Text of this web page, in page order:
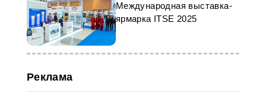
Международная выставка-
ярмарка ITSE 2025
Реклама